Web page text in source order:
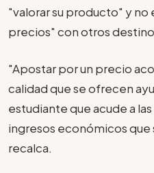
"valorar su producto" y no
precios" con otros
"Apostar por un precio
calidad que se ofrecen
estudiante que acude a
ingresos económicos
recalca.